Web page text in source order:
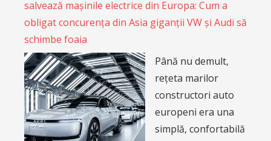
salvează mașinile electrice din Europa: Cum a
obligat concurența din Asia giganții VW și Audi să
schimbe foaia
Până nu demult,
rețeta marilor
constructori auto
europeni era una
simplă, confortabilă